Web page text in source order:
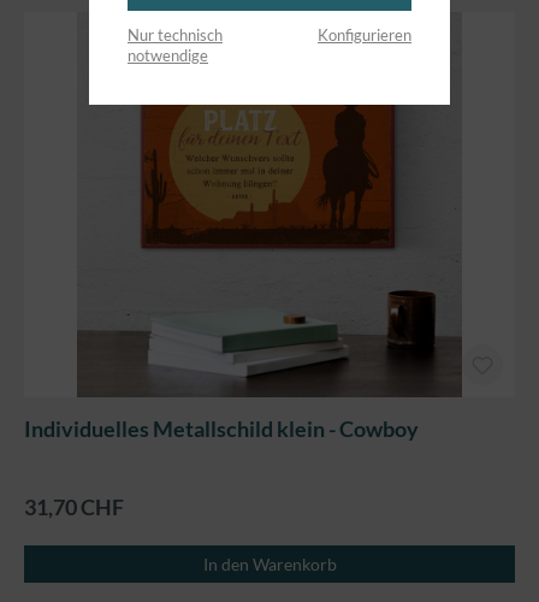
Individuelles Metallschild klein - Cowboy
31,70 CHF
In den Warenkorb
Nur technisch
notwendige
Konfigurieren